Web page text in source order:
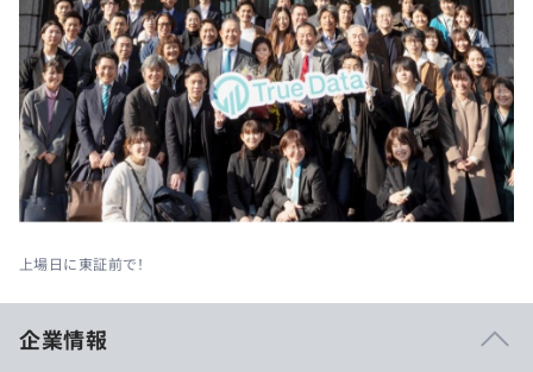
上場日に東証前で！
企業情報